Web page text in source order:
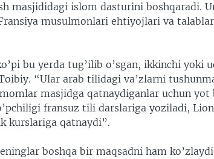
masjididagi islom dasturini boshqaradi.
musulmonlari ehtiyojlari va
bu yerda tug’ilib o’sgan, ikkinchi yoki
“Ular arab tilidagi va’zlarni
masjidga qatnaydiganlar uchun yot
fransuz tili darslariga yoziladi, Lion
kurslariga qatnaydi”.
boshqa bir maqsadni ham